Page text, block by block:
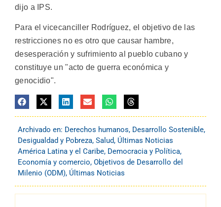
dijo a IPS.
Para el vicecanciller Rodríguez, el objetivo de las
restricciones no es otro que causar hambre,
desesperación y sufrimiento al pueblo cubano y
constituye un "acto de guerra económica y
genocidio".
Archivado en: Derechos humanos, Desarrollo Sostenible,
Desigualdad y Pobreza, Salud, Últimas Noticias
América Latina y el Caribe, Democracia y Política,
Economía y comercio, Objetivos de Desarrollo del
Milenio (ODM), Últimas Noticias